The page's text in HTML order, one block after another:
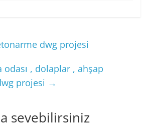
dwg projesi
, dolaplar , ahşap
projesi →
sevebilirsiniz